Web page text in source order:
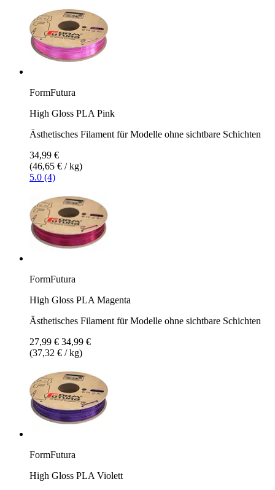
FormFutura
High Gloss PLA Pink
Ästhetisches Filament für Modelle ohne sichtbare Schichten
34,99 €
(46,65 € / kg)
5.0 (4)
FormFutura
High Gloss PLA Magenta
Ästhetisches Filament für Modelle ohne sichtbare Schichten
27,99 € 34,99 €
(37,32 € / kg)
FormFutura
High Gloss PLA Violett